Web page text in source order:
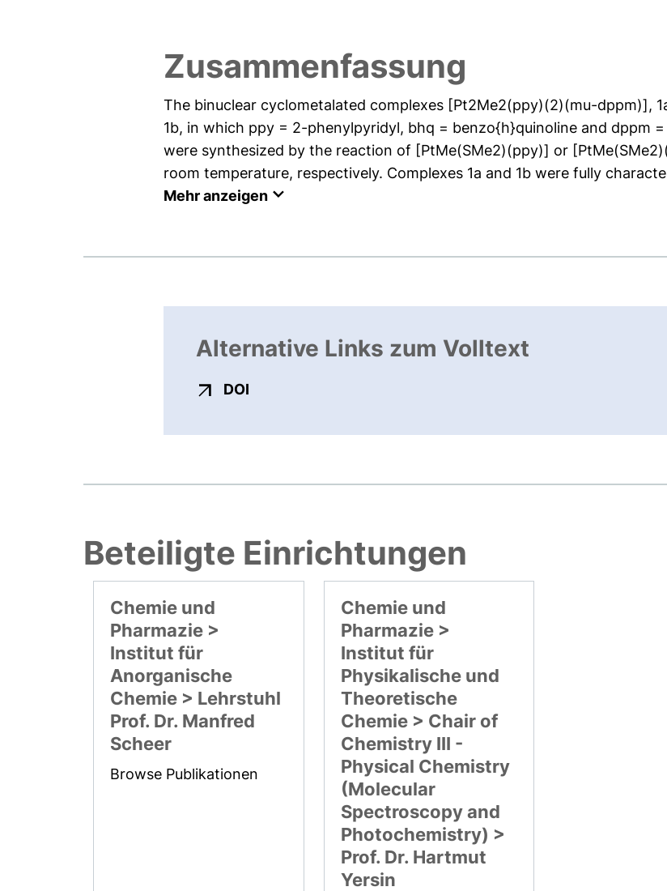
Zusammenfassung
The binuclear cyclometalated complexes [Pt2Me2(ppy)(2)(mu-dppm)],
1b, in which ppy = 2-phenylpyridyl, bhq = benzo{h}quinoline and dppm
were synthesized by the reaction of [PtMe(SMe2)(ppy)] or
room temperature, respectively. Complexes 1a and 1b were fully
Mehr anzeigen
Alternative Links zum Volltext
DOI
Beteiligte Einrichtungen
Chemie und
Pharmazie >
Institut für
Anorganische
Chemie > Lehrstuhl
Prof. Dr. Manfred
Scheer
Browse Publikationen
Chemie und
Pharmazie >
Institut für
Physikalische und
Theoretische
Chemie > Chair of
Chemistry III -
Physical Chemistry
(Molecular
Spectroscopy and
Photochemistry) >
Prof. Dr. Hartmut
Yersin